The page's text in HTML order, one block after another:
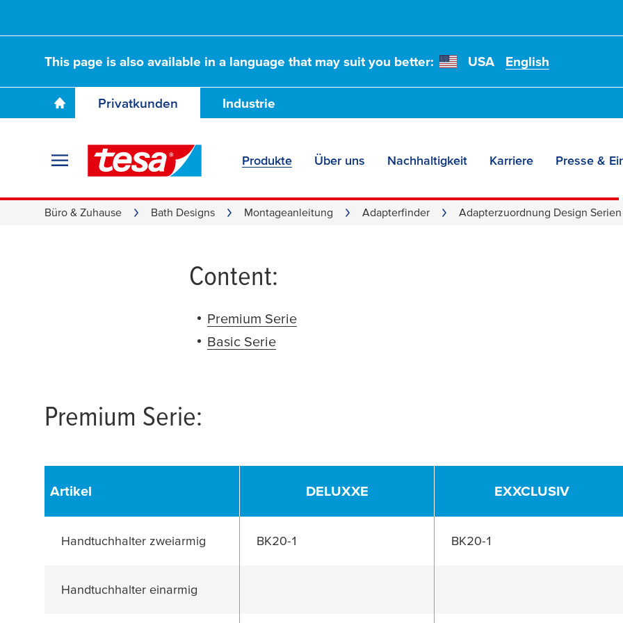
This page is also available in a language that may suit you better: USA English
Privatkunden Industrie
Produkte Über uns Nachhaltigkeit Karriere Presse &
Büro & Zuhause Bath Designs Montageanleitung Adapterfinder Adapterzuordnung Design Serien
Zuordnung der Adapter zu
Content:
Premium Serie
Basic Serie
Premium Serie:
Artikel DELUXXE EXXCLUSIV
Handtuchhalter zweiarmig BK20-1 BK20-1
Handtuchhalter einarmig